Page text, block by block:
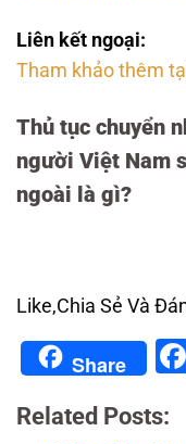
Liên kết ngoại:
Tham khảo thêm
Thủ tục chuyển
người Việt Nam
ngoài là gì?
Like,Chia Sẻ Và
Share
Related Posts: